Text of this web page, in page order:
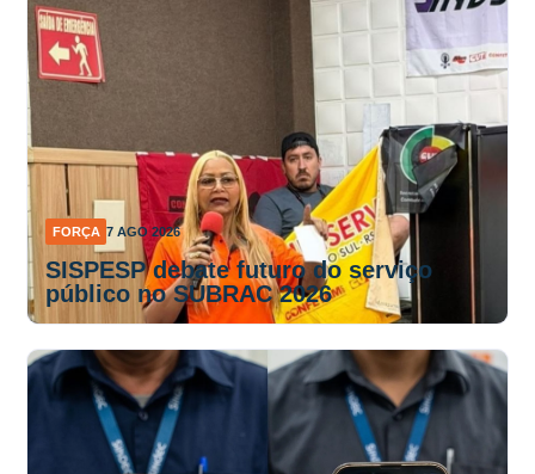
FORÇA 7 AGO 2026
SISPESP debate futuro do serviço
público no SUBRAC 2026